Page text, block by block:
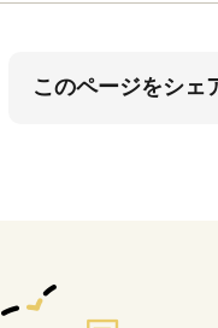
このページをシェ